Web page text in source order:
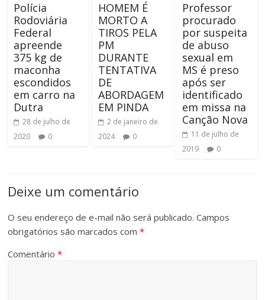
Polícia
Rodoviária
Federal
apreende
375 kg de
maconha
escondidos
em carro na
Dutra
28 de julho de
2020
0
HOMEM É
MORTO A
TIROS PELA
PM
DURANTE
TENTATIVA
DE
ABORDAGEM
EM PINDA
2 de janeiro de
2024
0
Professor
procurado
por suspeita
de abuso
sexual em
MS é preso
após ser
identificado
em missa na
Canção Nova
11 de julho de
2019
0
Deixe um comentário
O seu endereço de e-mail não será publicado. Campos
obrigatórios são marcados com*
Comentário*